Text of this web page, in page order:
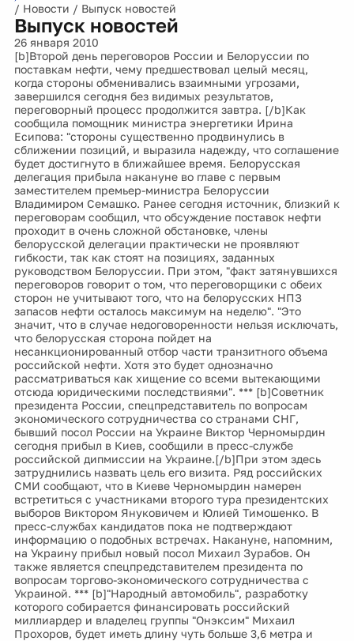
/ Новости / Выпуск новостей
Выпуск новостей
26 января 2010
[b]Второй день переговоров России и Белоруссии по
поставкам нефти, чему предшествовал целый месяц,
когда стороны обменивались взаимными угрозами,
завершился сегодня без видимых результатов,
переговорный процесс продолжится завтра. [/b]Как
сообщила помощник министра энергетики Ирина
Есипова: "стороны существенно продвинулись в
сближении позиций, и выразила надежду, что соглашение
будет достигнуто в ближайшее время. Белорусская
делегация прибыла накануне во главе с первым
заместителем премьер-министра Белоруссии
Владимиром Семашко. Ранее сегодня источник, близкий к
переговорам сообщил, что обсуждение поставок нефти
проходит в очень сложной обстановке, члены
белорусской делегации практически не проявляют
гибкости, так как стоят на позициях, заданных
руководством Белоруссии. При этом, "факт затянувшихся
переговоров говорит о том, что переговорщики с обеих
сторон не учитывают того, что на белорусских НПЗ
запасов нефти осталось максимум на неделю". "Это
значит, что в случае недоговоренности нельзя исключать,
что белорусская сторона пойдет на
несанкционированный отбор части транзитного объема
российской нефти. Хотя это будет однозначно
рассматриваться как хищение со всеми вытекающими
отсюда юридическими последствиями". *** [b]Советник
президента России, спецпредставитель по вопросам
экономического сотрудничества со странами СНГ,
бывший посол России на Украине Виктор Черномырдин
сегодня прибыл в Киев, сообщили в пресс-службе
российской дипмиссии на Украине.[/b]При этом здесь
затруднились назвать цель его визита. Ряд российских
СМИ сообщают, что в Киеве Черномырдин намерен
встретиться с участниками второго тура президентских
выборов Виктором Януковичем и Юлией Тимошенко. В
пресс-службах кандидатов пока не подтверждают
информацию о подобных встречах. Накануне, напомним,
на Украину прибыл новый посол Михаил Зурабов. Он
также является спецпредставителем президента по
вопросам торгово-экономического сотрудничества с
Украиной. *** [b]"Народный автомобиль", разработку
которого собирается финансировать российский
миллиардер и владелец группы "Онэксим" Михаил
Прохоров, будет иметь длину чуть больше 3,6 метра и